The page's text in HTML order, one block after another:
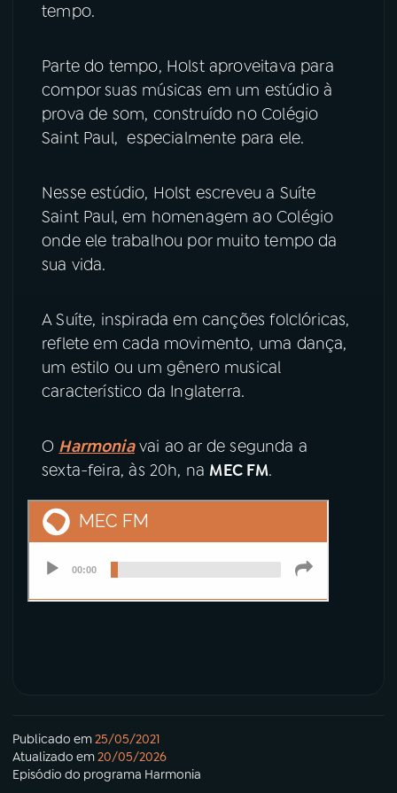
tempo.
Parte do tempo, Holst aproveitava para
compor suas músicas em um estúdio à
prova de som, construído no Colégio
Saint Paul, especialmente para ele.
Nesse estúdio, Holst escreveu a Suíte
Saint Paul, em homenagem ao Colégio
onde ele trabalhou por muito tempo da
sua vida.
A Suíte, inspirada em canções folclóricas,
reflete em cada movimento, uma dança,
um estilo ou um gênero musical
característico da Inglaterra.
O Harmoniavai ao ar de segunda a
sexta-feira, às 20h, na MEC FM.
Publicado em25/05/2021
Atualizado em20/05/2026
Episódio do programa Harmonia